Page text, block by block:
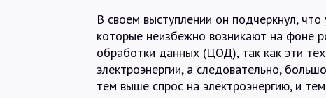
В своем выступлении он подчеркнул,
которые неизбежно возникают на фоне
обработки данных (ЦОД), так как эти
электроэнергии, а следовательно,
тем выше спрос на электроэнергию, и